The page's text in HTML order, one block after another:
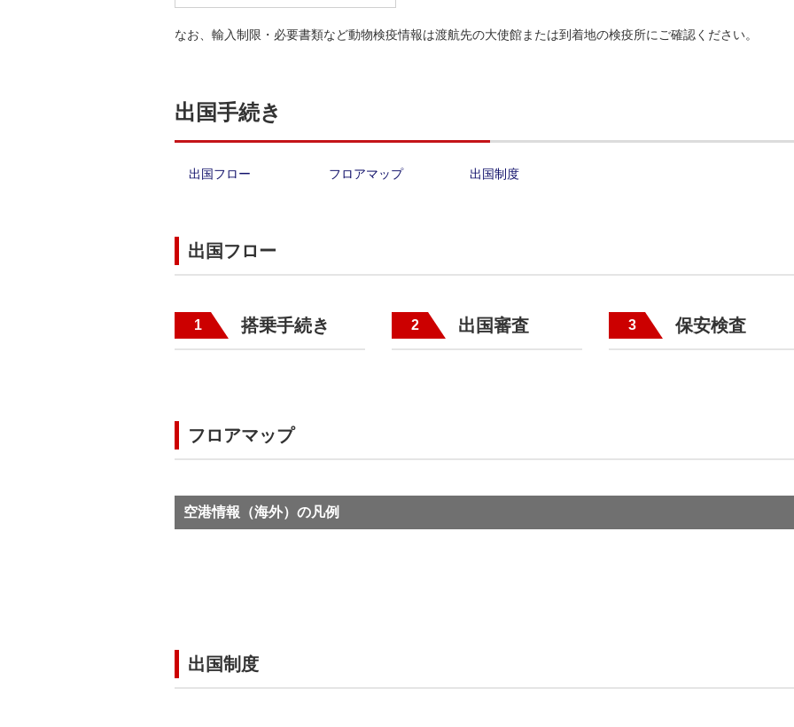
なお、輸入制限・必要書類など動物検疫情報は渡航先の大使館または到着地の検疫所にご確認ください。
出国手続き
出国フロー フロアマップ 出国制度
出国フロー
1 搭乗手続き 2 出国審査 3 保安検査
フロアマップ
空港情報（海外）の凡例
出国制度